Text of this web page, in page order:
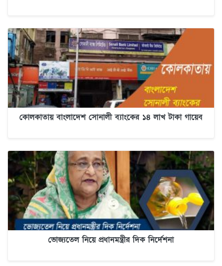
কোলকাতায় বাংলাদেশ সোনালী ব্যাংকের ১৪ লাখ টাকা গায়েব
ভোজ্যতেল নিয়ে প্রধানমন্ত্রীর দিক নির্দেশনা